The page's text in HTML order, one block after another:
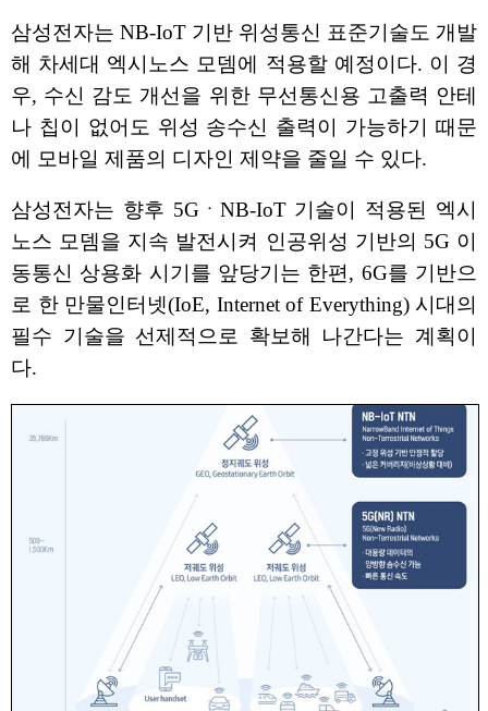
삼성전자는 NB-IoT 기반 위성통신 표준기술도 개발
해 차세대 엑시노스 모뎀에 적용할 예정이다. 이 경
우, 수신 감도 개선을 위한 무선통신용 고출력 안테
나 칩이 없어도 위성 송수신 출력이 가능하기 때문
에 모바일 제품의 디자인 제약을 줄일 수 있다.
삼성전자는 향후 5GㆍNB-IoT 기술이 적용된 엑시
노스 모뎀을 지속 발전시켜 인공위성 기반의 5G 이
동통신 상용화 시기를 앞당기는 한편, 6G를 기반으
로 한 만물인터넷(IoE, Internet of Everything) 시대의
필수 기술을 선제적으로 확보해 나간다는 계획이
다.